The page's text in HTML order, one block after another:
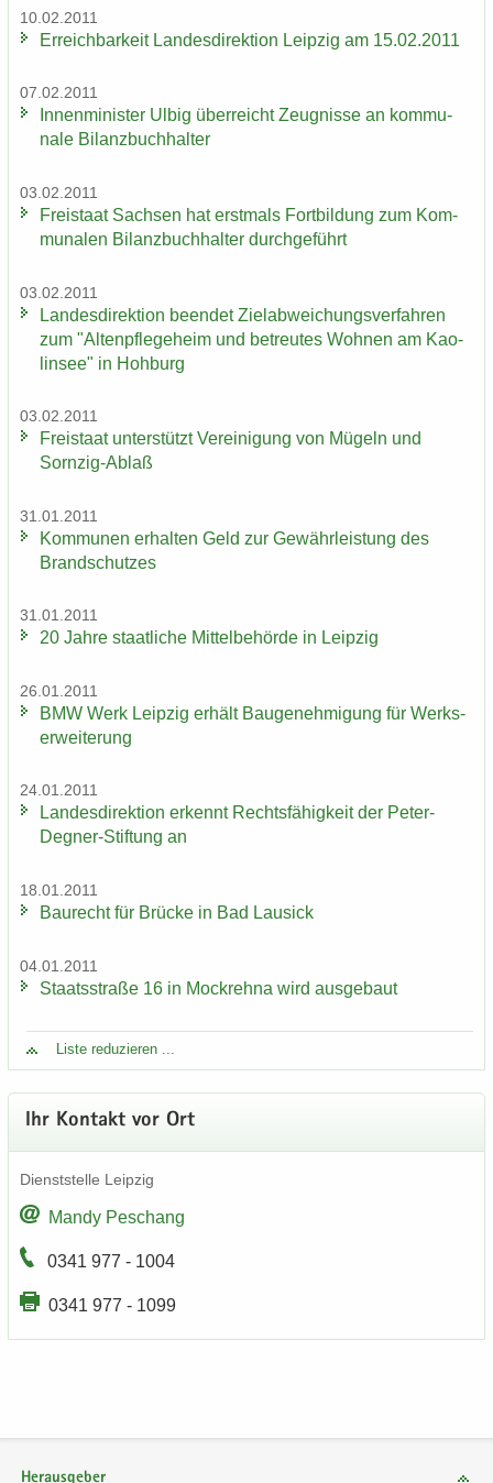
10.02.2011
Er­reich­bar­keit Lan­des­di­rek­ti­on Leip­zig am 15.02.2011
07.02.2011
In­nen­mi­nis­ter Ulbig über­reicht Zeug­nis­se an kom­mu­
na­le Bi­lanz­buch­hal­ter
03.02.2011
Frei­staat Sach­sen hat erst­mals Fort­bil­dung zum Kom­
mu­na­len Bi­lanz­buch­hal­ter durch­ge­führt
03.02.2011
Lan­des­di­rek­ti­on be­en­det Ziel­ab­wei­chungs­ver­fah­ren
zum "Al­ten­pfle­ge­heim und be­treu­tes Woh­nen am Kao­
lin­see" in Hoh­burg
03.02.2011
Frei­staat un­ter­stützt Ver­ei­ni­gung von Mü­geln und
Sornzig-​Ablaß
31.01.2011
Kom­mu­nen er­hal­ten Geld zur Ge­währ­leis­tung des
Brand­schut­zes
31.01.2011
20 Jahre staat­li­che Mit­tel­be­hör­de in Leip­zig
26.01.2011
BMW Werk Leip­zig er­hält Bau­ge­neh­mi­gung für Werks­
er­wei­te­rung
24.01.2011
Lan­des­di­rek­ti­on er­kennt Rechts­fä­hig­keit der Peter-​
Degner-Stiftung an
18.01.2011
Bau­recht für Brü­cke in Bad Lau­sick
04.01.2011
Staats­stra­ße 16 in Mock­reh­na wird aus­ge­baut
Liste re­du­zie­ren ...
Ihr Kon­takt vor Ort
Dienst­stel­le Leip­zig
Mandy Peschang
0341 977 - 1004
0341 977 - 1099
Herausgeber